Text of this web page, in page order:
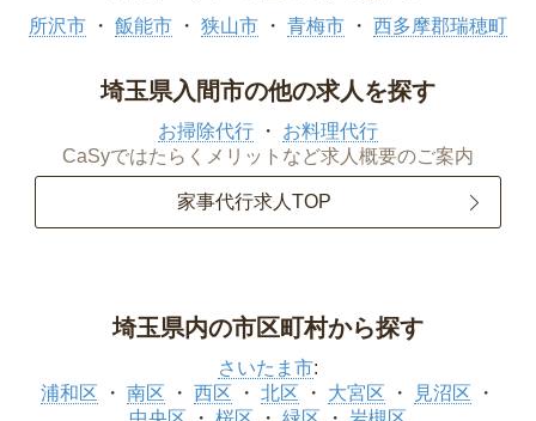
所沢市 飯能市 狭山市 青梅市 西多摩郡瑞穂町
埼玉県入間市の他の求人を探す
お掃除代行
お料理代行
CaSyではたらくメリットなど求人概要のご案内
家事代行求人TOP
埼玉県内の市区町村から探す
さいたま市:
浦和区
南区 西区 北区 大宮区
見沼区